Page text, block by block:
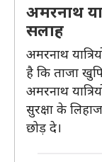
अमरनाथ
सलाह
अमरनाथ
है कि ताजा
अमरनाथ
सुरक्षा के
छोड़ दे।